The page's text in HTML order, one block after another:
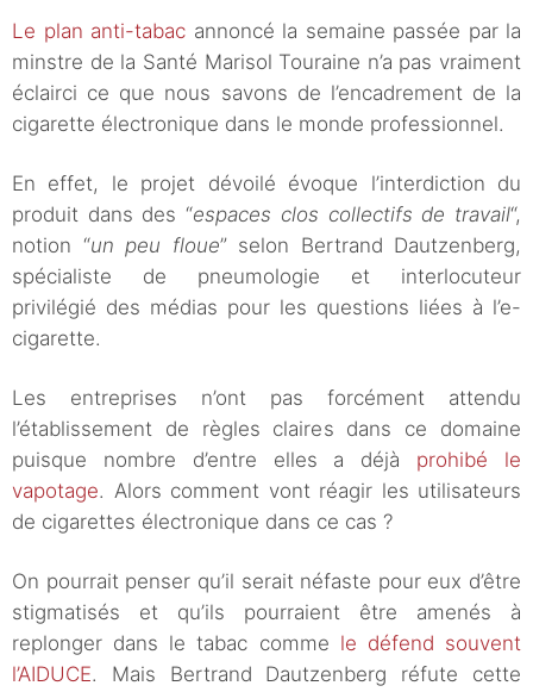
Le plan anti-tabac annoncé la semaine passée par la
minstre de la Santé Marisol Touraine n’a pas vraiment
éclairci ce que nous savons de l’encadrement de la
cigarette électronique dans le monde professionnel.
En effet, le projet dévoilé évoque l’interdiction du
produit dans des “espaces clos collectifs de travail“,
notion “un peu floue” selon Bertrand Dautzenberg,
spécialiste de pneumologie et interlocuteur
privilégié des médias pour les questions liées à l’e-
cigarette.
Les entreprises n’ont pas forcément attendu
l’établissement de règles claires dans ce domaine
puisque nombre d’entre elles a déjà prohibé le
vapotage. Alors comment vont réagir les utilisateurs
de cigarettes électronique dans ce cas ?
On pourrait penser qu’il serait néfaste pour eux d’être
stigmatisés et qu’ils pourraient être amenés à
replonger dans le tabac comme le défend souvent
l’AIDUCE. Mais Bertrand Dautzenberg réfute cette